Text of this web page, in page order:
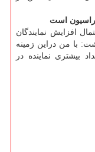
است
افزایش نمایندگان
با من دراین زمینه
بیشتری نماینده در